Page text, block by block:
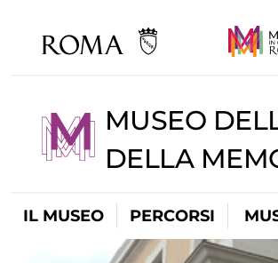
MUSEO
DELLA
IL MUSEO PERCORSI